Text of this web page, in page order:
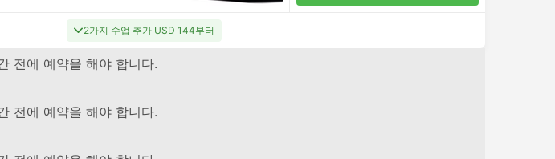
2가지 수업 추가 USD 144부터
Express
전에 예약을 해야 합니다.
#763
전에 예약을 해야 합니다.